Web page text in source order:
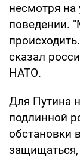
несмотря на
поведении.
сказал
НАТО.
Для Путина
подлинной
обстановки
защищаться,